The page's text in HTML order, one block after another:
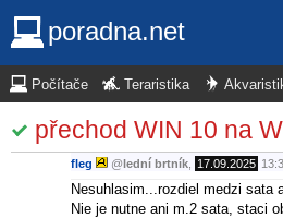
poradna.net
Počítače Teraristika
přechod WIN 10 na
fleg @lední brtník 17.09.2025
Nesuhlasim...rozdiel medzi sata
Nie je nutne ani m.2 sata, staci